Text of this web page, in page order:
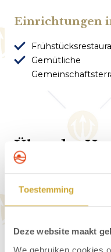
Toestemming
Deze website maakt
We gebruiken cookies
Einrichtungen
Gemütliche
Über das
Dünen von
Wandergebiet ist
Meter und der